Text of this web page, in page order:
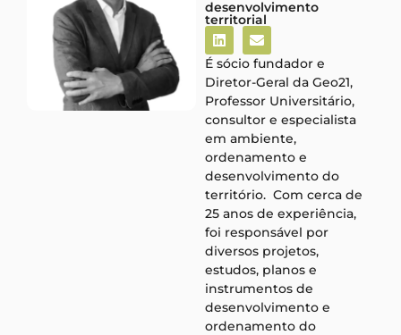
desenvolvimento
territorial
É sócio fundador e
Diretor-Geral da Geo21,
Professor Universitário,
consultor e especialista
em ambiente,
ordenamento e
desenvolvimento do
território. Com cerca de
25 anos de experiência,
foi responsável por
diversos projetos,
estudos, planos e
instrumentos de
desenvolvimento e
ordenamento do